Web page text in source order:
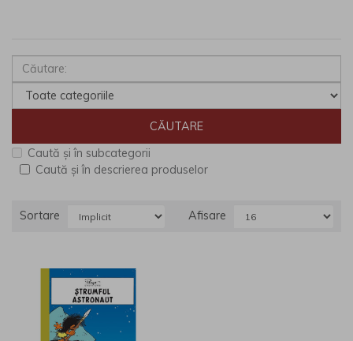
Caută și în subcategorii
Caută și în descrierea produselor
Sortare Afisare